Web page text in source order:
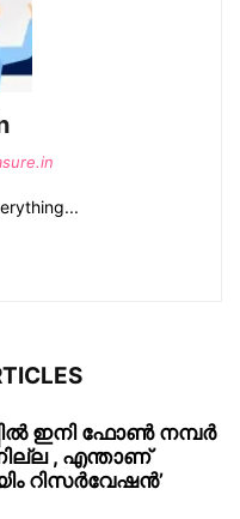
ഇനി ഫോൺ നമ്പർ
, എന്താണ്
റിസർവേഷൻ’